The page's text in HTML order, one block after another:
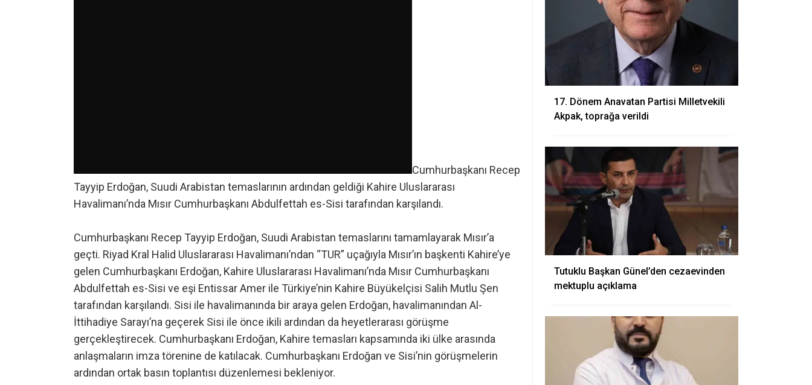
Cumhurbaşkanı Recep
Tayyip Erdoğan, Suudi Arabistan temaslarının ardından geldiği Kahire Uluslararası
Havalimanı’nda Mısır Cumhurbaşkanı Abdulfettah es-Sisi tarafından karşılandı.
Cumhurbaşkanı Recep Tayyip Erdoğan, Suudi Arabistan temaslarını tamamlayarak Mısır’a
geçti. Riyad Kral Halid Uluslararası Havalimanı’ndan “TUR” uçağıyla Mısır’ın başkenti Kahire’ye
gelen Cumhurbaşkanı Erdoğan, Kahire Uluslararası Havalimanı’nda Mısır Cumhurbaşkanı
Abdulfettah es-Sisi ve eşi Entissar Amer ile Türkiye’nin Kahire Büyükelçisi Salih Mutlu Şen
tarafından karşılandı. Sisi ile havalimanında bir araya gelen Erdoğan, havalimanından Al-
İttihadiye Sarayı’na geçerek Sisi ile önce ikili ardından da heyetlerarası görüşme
gerçekleştirecek. Cumhurbaşkanı Erdoğan, Kahire temasları kapsamında iki ülke arasında
anlaşmaların imza törenine de katılacak. Cumhurbaşkanı Erdoğan ve Sisi’nin görüşmelerin
ardından ortak basın toplantısı düzenlemesi bekleniyor.
17. Dönem Anavatan Partisi Milletvekili
Akpak, toprağa verildi
Tutuklu Başkan Günel’den cezaevinden
mektuplu açıklama